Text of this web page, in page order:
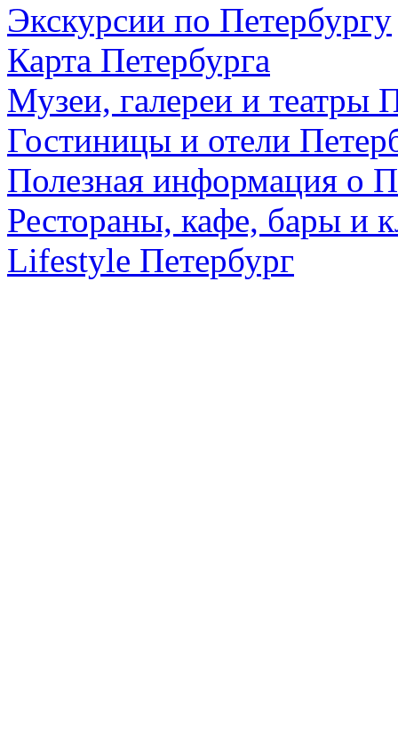
Экскурсии по Петербургу
Карта Петербурга
Музеи, галереи и театры
Гостиницы и отели
Полезная информация о
Рестораны, кафе, бары и
Lifestyle Петербург